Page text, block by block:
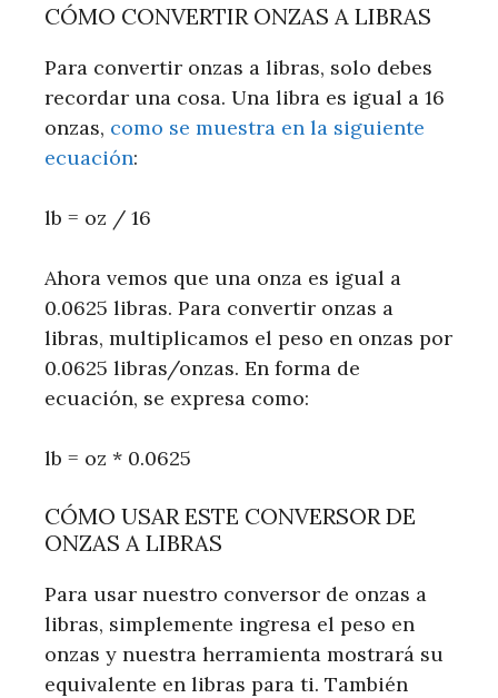
CÓMO CONVERTIR ONZAS A LIBRAS
Para convertir onzas a libras, solo debes
recordar una cosa. Una libra es igual a 16
onzas, como se muestra en la siguiente
ecuación:
lb = oz / 16
Ahora vemos que una onza es igual a
0.0625 libras. Para convertir onzas a
libras, multiplicamos el peso en onzas por
0.0625 libras/onzas. En forma de
ecuación, se expresa como:
lb = oz * 0.0625
CÓMO USAR ESTE CONVERSOR DE
ONZAS A LIBRAS
Para usar nuestro conversor de onzas a
libras, simplemente ingresa el peso en
onzas y nuestra herramienta mostrará su
equivalente en libras para ti. También